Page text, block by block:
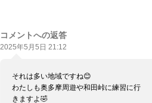
コメントへの返答
2025年5月5日 21:12
それは多い地域ですね😊
わたしも奥多摩周遊や和田峠に練習に行
きますよ🤣